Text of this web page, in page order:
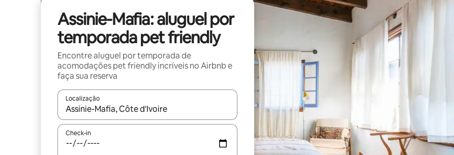
Assinie-Mafia: aluguel por
temporada pet friendly
Encontre aluguel por temporada de
acomodações pet friendly incríveis no Airbnb e
faça sua reserva
Localização
Quando os resultados estiverem disponíveis, explore-os usando as seta para cima e para baixo do teclado ou tocando
Check-in